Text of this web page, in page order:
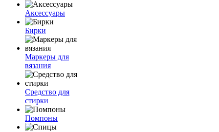
Аксессуары
Бирки
Маркеры для
вязания
Средство для
стирки
Помпоны